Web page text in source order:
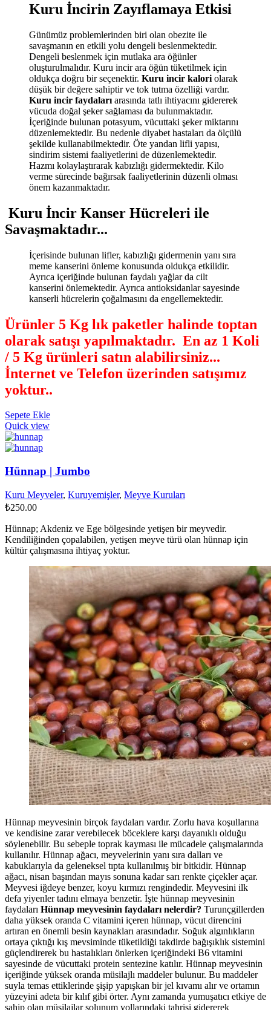
Kuru İncirin Zayıflamaya Etkisi
Günümüz problemlerinden biri olan obezite ile
savaşmanın en etkili yolu dengeli beslenmektedir.
Dengeli beslenmek için mutlaka ara öğünler
oluşturulmalıdır. Kuru incir ara öğün tüketilmek için
oldukça doğru bir seçenektir. Kuru incir kalori olarak
düşük bir değere sahiptir ve tok tutma özelliği vardır.
Kuru incir faydaları arasında tatlı ihtiyacını gidererek
vücuda doğal şeker sağlaması da bulunmaktadır.
İçeriğinde bulunan potasyum, vücuttaki şeker miktarını
düzenlemektedir. Bu nedenle diyabet hastaları da ölçülü
şekilde kullanabilmektedir. Öte yandan lifli yapısı,
sindirim sistemi faaliyetlerini de düzenlemektedir.
Hazmı kolaylaştırarak kabızlığı gidermektedir. Kilo
verme sürecinde bağırsak faaliyetlerinin düzenli olması
önem kazanmaktadır.
Kuru İncir Kanser Hücreleri ile
Savaşmaktadır...
İçerisinde bulunan lifler, kabızlığı gidermenin yanı sıra
meme kanserini önleme konusunda oldukça etkilidir.
Ayrıca içeriğinde bulunan faydalı yağlar da cilt
kanserini önlemektedir. Ayrıca antioksidanlar sayesinde
kanserli hücrelerin çoğalmasını da engellemektedir.
Ürünler 5 Kg lık paketler halinde toptan
olarak satışı yapılmaktadır. En az 1 Koli
/ 5 Kg ürünleri satın alabilirsiniz...
İnternet ve Telefon üzerinden satışımız
yoktur..
Sepete Ekle
Quick view
Hünnap | Jumbo
Kuru Meyveler, Kuruyemişler, Meyve Kuruları
₺250.00
Hünnap; Akdeniz ve Ege bölgesinde yetişen bir meyvedir.
Kendiliğinden çopalabilen, yetişen meyve türü olan hünnap için
kültür çalışmasına ihtiyaç yoktur.
Hünnap meyvesinin birçok faydaları vardır. Zorlu hava koşullarına
ve kendisine zarar verebilecek böceklere karşı dayanıklı olduğu
söylenebilir. Bu sebeple toprak kayması ile mücadele çalışmalarında
kullanılır. Hünnap ağacı, meyvelerinin yanı sıra dalları ve
kabuklarıyla da geleneksel tıpta kullanılmış bir bitkidir. Hünnap
ağacı, nisan başından mayıs sonuna kadar sarı renkte çiçekler açar.
Meyvesi iğdeye benzer, koyu kırmızı rengindedir. Meyvesini ilk
defa yiyenler tadını elmaya benzetir. İşte hünnap meyvesinin
faydaları Hünnap meyvesinin faydaları nelerdir? Turunçgillerden
daha yüksek oranda C vitamini içeren hünnap, vücut direncini
artıran en önemli besin kaynakları arasındadır. Soğuk algınlıkların
ortaya çıktığı kış mevsiminde tüketildiği takdirde bağışıklık sistemini
güçlendirerek bu hastalıkları önlerken içeriğindeki B6 vitamini
sayesinde de vücuttaki protein sentezine katılır. Hünnap meyvesinin
içeriğinde yüksek oranda müsilajlı maddeler bulunur. Bu maddeler
suyla temas ettiklerinde şişip yapışkan bir jel kıvamı alır ve ortamın
yüzeyini adeta bir kılıf gibi örter. Aynı zamanda yumuşatıcı etkiye de
sahip olan müsilajlar solunum yollarındaki tahrişi gidererek